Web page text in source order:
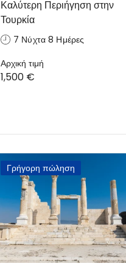
Καλύτερη Περιήγηση στην
Τουρκία
7 Νύχτα 8 Ημέρες
Αρχική τιμή
1,500 €
Γρήγορη πώληση